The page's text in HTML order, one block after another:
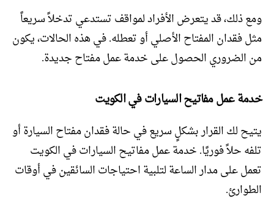
ومع ذلك، قد يتعرض الأفراد لمواقف تستدعي تدخلاً سريعاً
مثل فقدان المفتاح الأصلي أو تعطله. في هذه الحالات، يكون
من الضروري الحصول على خدمة عمل مفتاح جديدة.
خدمة عمل مفاتيح السيارات في الكويت
يتيح لك القرار بشكلٍ سريع في حالة فقدان مفتاح السيارة أو
تلفه حلاً فوريًا. خدمة عمل مفاتيح السيارات في الكويت
تعمل على مدار الساعة لتلبية احتياجات السائقين في أوقات
الطوارئ.